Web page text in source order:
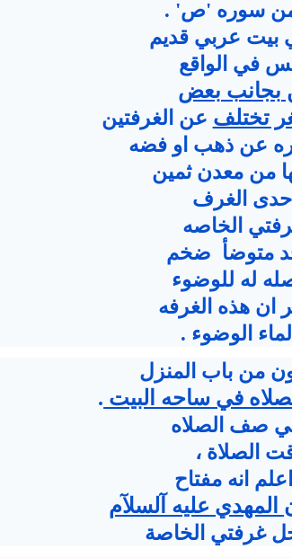
من سوره 'ص' .
بيت عربي قديم
في الواقع
بجانب بعض
تختلف عن الغرفتين
عن ذهب او فضه
من معدن ثمين
الغرف
الخاصه
متوضأ ضخم
له للوضوء
ان هذه الغرفه
الوضوء .
من باب المنزل
في ساحه البيت .
صف الصلاه
الصلاة ،
انه مفتاح
المهدي عليه آلسلآم
غرفتي الخاصة